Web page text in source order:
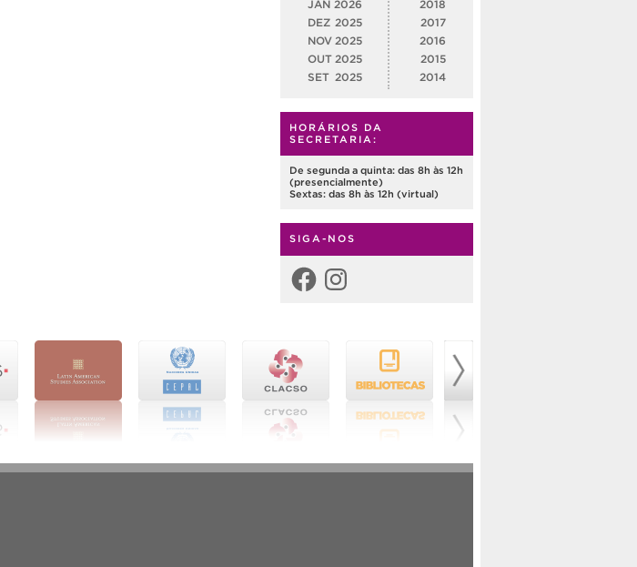
JAN 2026
DEZ 2025
NOV 2025
OUT 2025
SET 2025
2018
2017
2016
2015
2014
HORÁRIOS DA
SECRETARIA:
De segunda a quinta: das 8h às 12h
(presencialmente)
Sextas: das 8h às 12h (virtual)
SIGA-NOS
FacebookInstagram